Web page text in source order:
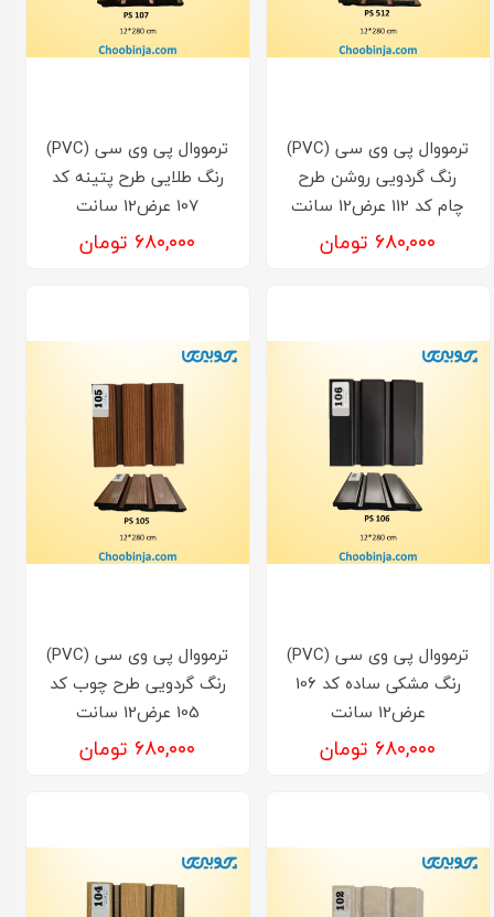
ترمووال پی وی سی (PVC)
رنگ گردویی روشن طرح
چام کد 112 عرض12 سانت
۶۸۰,۰۰۰ تومان
ترمووال پی وی سی (PVC)
رنگ طلایی طرح پتینه کد
107 عرض12 سانت
۶۸۰,۰۰۰ تومان
ترمووال پی وی سی (PVC)
رنگ مشکی ساده کد 106
عرض12 سانت
۶۸۰,۰۰۰ تومان
ترمووال پی وی سی (PVC)
رنگ گردویی طرح چوب کد
105 عرض12 سانت
۶۸۰,۰۰۰ تومان